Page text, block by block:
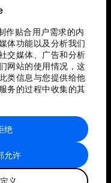
作贴合用户需求的内
体功能以及分析我们
交媒体、广告和分析
网站的使用情况，这
类信息与您提供给他
务的过程中收集的其
允许
义
绝